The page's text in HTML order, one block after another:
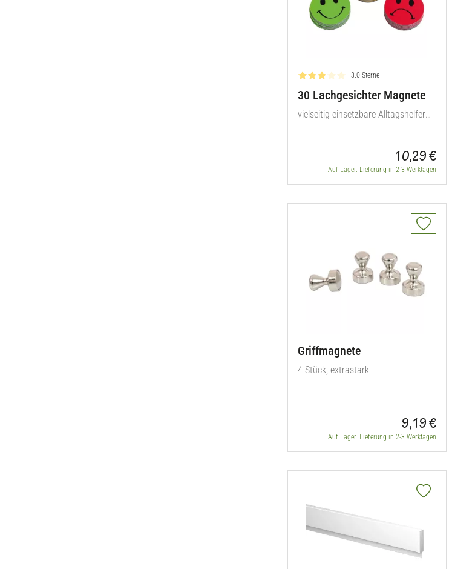
Bewertung: 3.0 von 5
3.0 Sterne
30 Lachgesichter Magnete
vielseitig einsetzbare Alltagshelfer
10,29 €
Auf Lager. Lieferung in 2-3 Werktagen
Griffmagnete
4 Stück, extrastark
9,19 €
Auf Lager. Lieferung in 2-3 Werktagen